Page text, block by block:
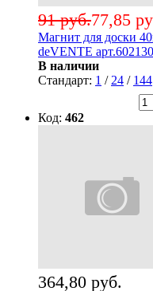
77,85
91 руб.
Магнит для доски
deVENTE
В наличии
Стандарт: 1 / 24 / 144
Код: 462
364,80 руб.